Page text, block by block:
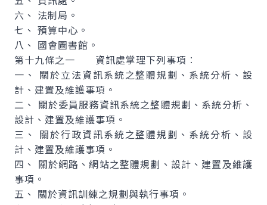
六、 法制局。
七、 預算中心。
八、 國會圖書館。
第十九條之一 資訊處掌理下列事項︰
一、 關於立法資訊系統之整體規劃、系統分析、設
計、建置及維護事項。
二、 關於委員服務資訊系統之整體規劃、系統分析、
設計、建置及維護事項。
三、 關於行政資訊系統之整體規劃、系統分析、設
計、建置及維護事項。
四、 關於網路、網站之整體規劃、設計、建置及維護
事項。
五、 關於資訊訓練之規劃與執行事項。